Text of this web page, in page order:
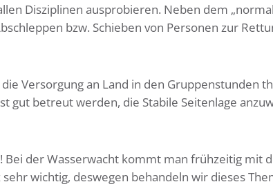
Disziplinen ausprobieren. Neben dem
bzw. Schieben von Personen zur
Versorgung an Land in den Gruppenstunden
gut betreut werden, die Stabile Seitenlage
der Wasserwacht kommt man frühzeitig mit
wichtig, deswegen behandeln wir dieses